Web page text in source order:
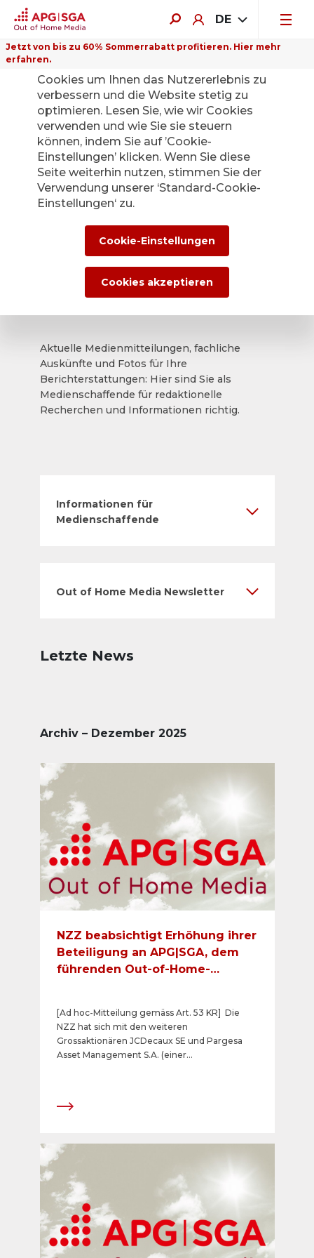
DE
Jetzt von bis zu 60% Sommerrabatt profitieren. Hier mehr
erfahren.
Zurück
Die APG|SGA
Medienstelle für
News und
Medienmitteilunge
Aktuelle Medienmitteilungen, fachliche
Auskünfte und Fotos für Ihre
Berichterstattungen: Hier sind Sie als
Medienschaffende für redaktionelle
Recherchen und Informationen richtig.
Informationen für
Medienschaffende
Out of Home Media Newsletter
Letzte News
Archiv – Dezember 2025
NZZ beabsichtigt Erhöhung ihrer
Beteiligung an APG|SGA, dem
führenden Out-of-Home-
[Ad hoc-Mitteilung gemäss Art. 53 KR] Die
NZZ hat sich mit den weiteren
Grossaktionären JCDecaux SE und Pargesa
Asset Management S.A. (einer
der Aktien an der börsenkotierten APG|SGA
bzw. Pargesa Asset Management S.A.
sich die Beteiligung der NZZ an der APG|SGA
AG von 25% auf 45% erhöhen. Für den Vollzug
der beiden Aktienkäufe ist als Bedingung u.a.
vorausgesetzt, dass die Generalversammlung
der APG|SGA AG eine sog. "Opting-up-
Bestimmung" in die Gesellschaftsstatuten
Auf dieser Website verwenden wir
Cookies um Ihnen das Nutzererlebnis zu
verbessern und die Website stetig zu
optimieren. Lesen Sie, wie wir Cookies
verwenden und wie Sie sie steuern
können, indem Sie auf ’Cookie-
Einstellungen’ klicken. Wenn Sie diese
Seite weiterhin nutzen, stimmen Sie der
Verwendung unserer ‘Standard-Cookie-
Einstellungen‘ zu.
Cookie-Einstellungen
Cookies akzeptieren